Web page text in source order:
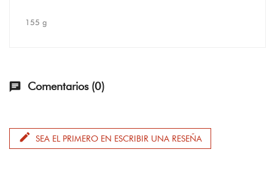
155 g
chat Comentarios (0)
edit SEA EL PRIMERO EN ESCRIBIR UNA RESEÑA